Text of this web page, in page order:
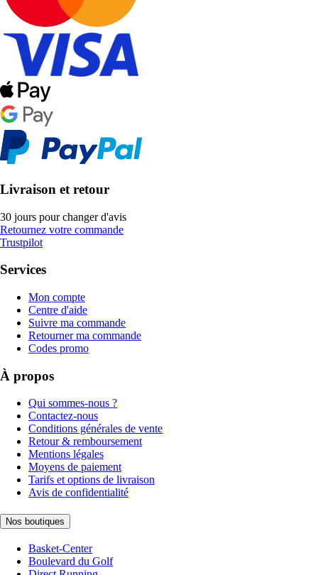
Livraison et retour
30 jours pour changer d'avis
Retournez votre commande
Trustpilot
Services
Mon compte
Centre d'aide
Suivre ma commande
Retourner ma commande
Codes promo
À propos
Qui sommes-nous ?
Contactez-nous
Conditions générales de vente
Retour & remboursement
Mentions légales
Moyens de paiement
Tarifs et options de livraison
Avis de confidentialité
Nos boutiques
Basket-Center
Boulevard du Golf